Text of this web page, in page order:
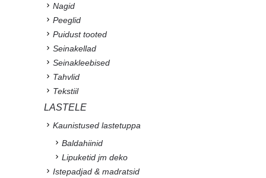
Nagid
Peeglid
Puidust tooted
Seinakellad
Seinakleebised
Tahvlid
Tekstiil
LASTELE
Kaunistused lastetuppa
Baldahiinid
Lipuketid jm deko
Istepadjad & madratsid